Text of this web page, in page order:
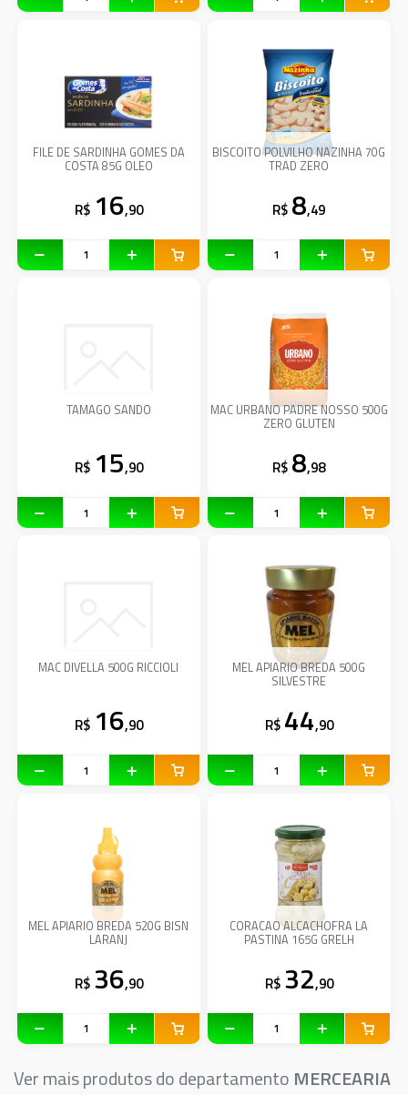
FILE DE SARDINHA GOMES DA
COSTA 85G OLEO
R$ 16,90
BISCOITO POLVILHO NAZINHA 70G
TRAD ZERO
R$ 8,49
TAMAGO SANDO
R$ 15,90
MAC URBANO PADRE NOSSO 500G
ZERO GLUTEN
R$ 8,98
MAC DIVELLA 500G RICCIOLI
R$ 16,90
MEL APIARIO BREDA 500G
SILVESTRE
R$ 44,90
MEL APIARIO BREDA 520G BISN
LARANJ
R$ 36,90
CORACAO ALCACHOFRA LA
PASTINA 165G GRELH
R$ 32,90
Ver mais produtos do departamento MERCEARIA